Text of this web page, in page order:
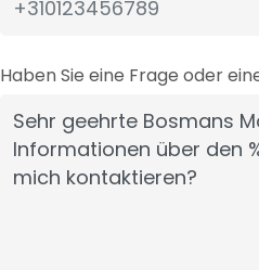
Haben Sie eine Frage oder